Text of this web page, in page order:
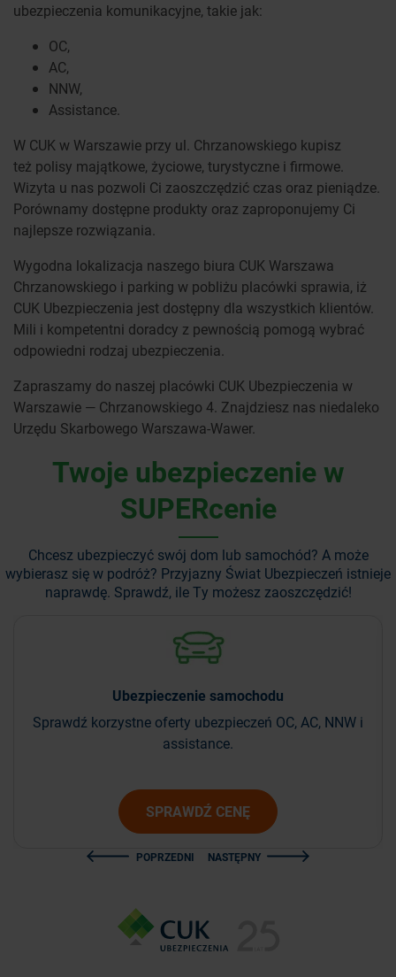
ubezpieczenia komunikacyjne, takie jak:
OC,
AC,
NNW,
Assistance.
W CUK w Warszawie przy ul. Chrzanowskiego kupisz
też polisy majątkowe, życiowe, turystyczne i firmowe.
Wizyta u nas pozwoli Ci zaoszczędzić czas oraz pieniądze.
Porównamy dostępne produkty oraz zaproponujemy Ci
najlepsze rozwiązania.
Wygodna lokalizacja naszego biura CUK Warszawa
Chrzanowskiego i parking w pobliżu placówki sprawia, iż
CUK Ubezpieczenia jest dostępny dla wszystkich klientów.
Mili i kompetentni doradcy z pewnością pomogą wybrać
odpowiedni rodzaj ubezpieczenia.
Zapraszamy do naszej placówki CUK Ubezpieczenia w
Warszawie — Chrzanowskiego 4. Znajdziesz nas niedaleko
Urzędu Skarbowego Warszawa-Wawer.
Twoje ubezpieczenie w
SUPERcenie
Chcesz ubezpieczyć swój dom lub samochód? A może
wybierasz się w podróż? Przyjazny Świat Ubezpieczeń istnieje
naprawdę. Sprawdź, ile Ty możesz zaoszczędzić!
Ubezpieczenie samochodu
Sprawdź korzystne oferty ubezpieczeń OC, AC, NNW i
assistance.
SPRAWDŹ CENĘ
POPRZEDNI NASTĘPNY